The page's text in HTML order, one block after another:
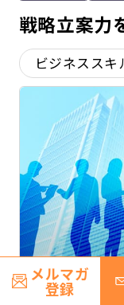
戦略立案力
ビジネススキ
メルマガ
登録